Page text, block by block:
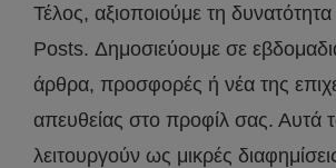
Τέλος, αξιοποιούμε τη
Posts. Δημοσιεύουμε σε
άρθρα, προσφορές ή νέα της
απευθείας στο προφίλ σας. Αυτά
λειτουργούν ως μικρές